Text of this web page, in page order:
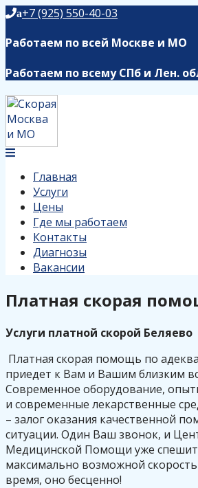
a+7 (925) 550-40-03
Работаем по всей Москве и МО
Работаем по всему СПб и Лен.
Главная
Услуги
Цены
Где мы работаем
Контакты
Диагнозы
Вакансии
Платная скорая
Услуги платной скорой Беляево
Платная скорая помощь по
приедет к Вам и Вашим близким
Современное оборудование,
и современные лекарственные
– залог оказания качественной
ситуации. Один Ваш звонок, и
Медицинской Помощи уже
максимально возможной
время, оно бесценно!